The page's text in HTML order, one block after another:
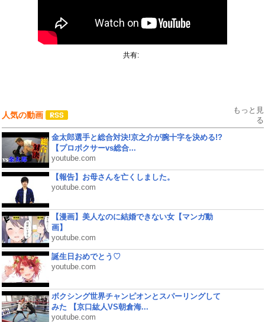
共有:
人気の動画
もっと見
る
金太郎選手と総合対決!京之介が腕十字を決める!?
【プロボクサーvs総合...
youtube.com
【報告】お母さんを亡くしました。
youtube.com
【漫画】美人なのに結婚できない女【マンガ動
画】
youtube.com
誕生日おめでとう♡
youtube.com
ボクシング世界チャンピオンとスパーリングして
みた 【京口紘人VS朝倉海...
youtube.com